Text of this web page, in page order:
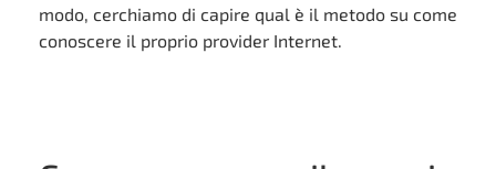
modo, cerchiamo di capire qual è il metodo su come
conoscere il proprio provider Internet.